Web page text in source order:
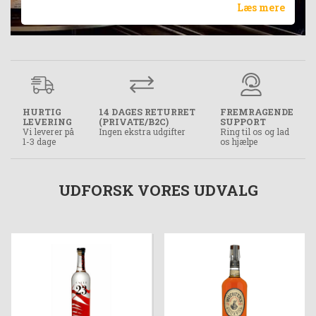
Læs mere
HURTIG
LEVERING
Vi leverer på
1-3 dage
14 DAGES RETURRET
(PRIVATE/B2C)
Ingen ekstra udgifter
FREMRAGENDE
SUPPORT
Ring til os og lad
os hjælpe
UDFORSK VORES UDVALG